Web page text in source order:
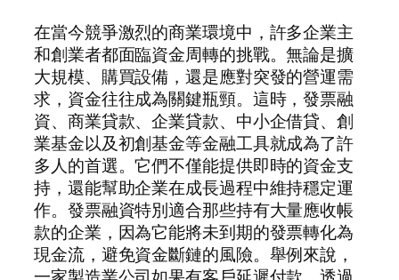
在當今競爭激烈的商業環境中，許多企業主
和創業者都面臨資金周轉的挑戰。無論是擴
大規模、購買設備，還是應對突發的營運需
求，資金往往成為關鍵瓶頸。這時，發票融
資、商業貸款、企業貸款、中小企借貸、創
業基金以及初創基金等金融工具就成為了許
多人的首選。它們不僅能提供即時的資金支
持，還能幫助企業在成長過程中維持穩定運
作。發票融資特別適合那些持有大量應收帳
款的企業，因為它能將未到期的發票轉化為
現金流，避免資金斷鏈的風險。舉例來說，